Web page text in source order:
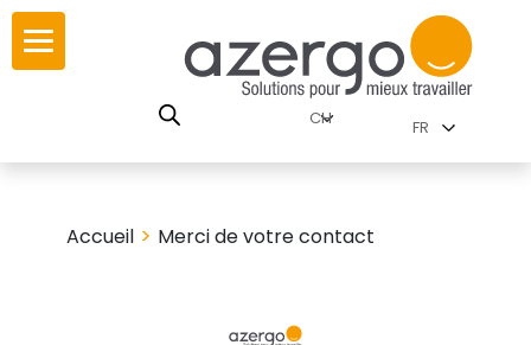
Skip
content
FR
Accueil> Merci de votre contact